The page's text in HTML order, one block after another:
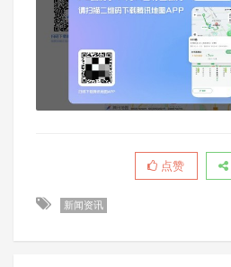
点赞
新闻资讯